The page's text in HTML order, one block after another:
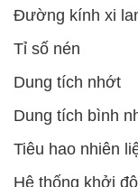
Đường kính xi
Tỉ số nén
Dung tích nhớt
Dung tích bình
Tiêu hao nhiên
Hệ thống khởi